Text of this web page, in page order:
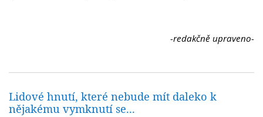
-redakčně upraveno-
Lidové hnutí, které nebude mít daleko k
nějakému vymknutí se...